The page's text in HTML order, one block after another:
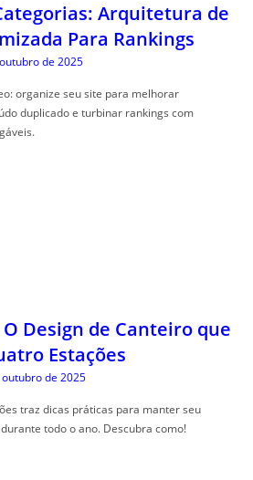
Arquitetura de
Para Rankings
de 2025
organize seu site para melhorar
duplicado e turbinar rankings com
Design de Canteiro que
Estações
de 2025
traz dicas práticas para manter seu
todo o ano. Descubra como!